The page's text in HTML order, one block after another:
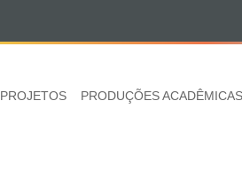
PROJETOS PRODUÇÕES ACADÊMICAS